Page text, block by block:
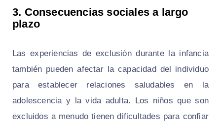
3. Consecuencias sociales a largo
plazo
Las experiencias de exclusión durante la infancia
también pueden afectar la capacidad del individuo
para establecer relaciones saludables en la
adolescencia y la vida adulta. Los niños que son
excluidos a menudo tienen dificultades para confiar